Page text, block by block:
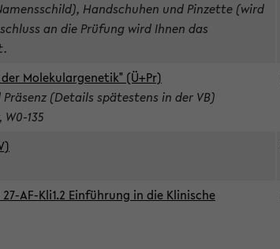
Handschuhen und Pinzette (wird
an die Prüfung wird Ihnen das
Molekulargenetik" (Ü+Pr)
(Details spätestens in der VB)
135
AF-Kli1.2 Einführung in die Klinische